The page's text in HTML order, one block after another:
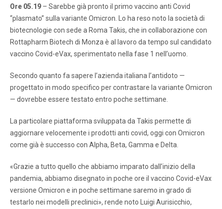
Ore 05.19 – Sarebbe già pronto il primo vaccino anti Covid
“plasmato” sulla variante Omicron. Lo ha reso noto la società di
biotecnologie con sede a Roma Takis, che in collaborazione con
Rottapharm Biotech di Monza è al lavoro da tempo sul candidato
vaccino Covid-eVax, sperimentato nella fase 1 nell’uomo.
Secondo quanto fa sapere l’azienda italiana l’antidoto —
progettato in modo specifico per contrastare la variante Omicron
— dovrebbe essere testato entro poche settimane.
La particolare piattaforma sviluppata da Takis permette di
aggiornare velocemente i prodotti anti covid, oggi con Omicron
come già è successo con Alpha, Beta, Gamma e Delta.
«Grazie a tutto quello che abbiamo imparato dall’inizio della
pandemia, abbiamo disegnato in poche ore il vaccino Covid-eVax
versione Omicron e in poche settimane saremo in grado di
testarlo nei modelli preclinici», rende noto Luigi Aurisicchio,